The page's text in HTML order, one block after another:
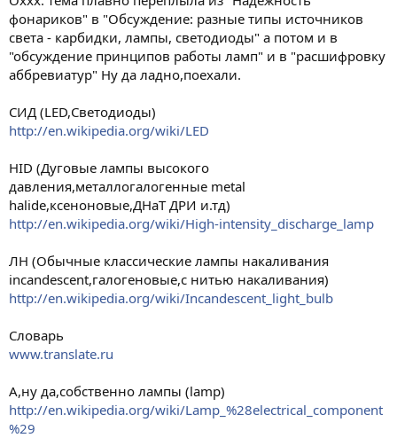
фонариков" в "Обсуждение: разные типы источников
света - карбидки, лампы, светодиоды" а потом и в
"обсуждение принципов работы ламп" и в "расшифровку
аббревиатур" Ну да ладно,поехали.
СИД (LED,Светодиоды)
http://en.wikipedia.org/wiki/LED
HID (Дуговые лампы высокого
давления,металлогалогенные metal
halide,ксеноновые,ДНаТ ДРИ и.тд)
http://en.wikipedia.org/wiki/High-intensity_discharge_lamp
ЛН (Обычные классические лампы накаливания
incandescent,галогеновые,с нитью накаливания)
http://en.wikipedia.org/wiki/Incandescent_light_bulb
Словарь
www.translate.ru
А,ну да,собственно лампы (lamp)
http://en.wikipedia.org/wiki/Lamp_%28electrical_component
%29